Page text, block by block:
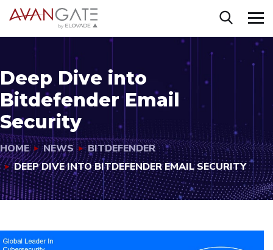
Deep Dive into
Bitdefender Email
Security
HOME NEWS
BITDEFENDER
DEEP DIVE INTO BITDEFENDER EMAIL SECURITY